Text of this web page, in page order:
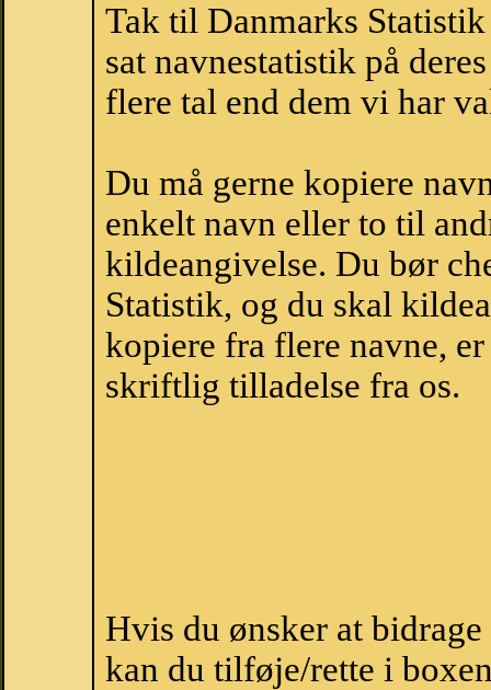
Tak til Danmarks
sat navnestatistik på
flere tal end dem vi har
Du må gerne kopiere
enkelt navn eller to til
kildeangivelse. Du bør
Statistik, og du skal
kopiere fra flere navne,
skriftlig tilladelse fra os.
Hvis du ønsker at
kan du tilføje/rette i